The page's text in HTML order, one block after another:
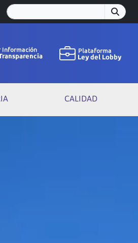
CALIDAD